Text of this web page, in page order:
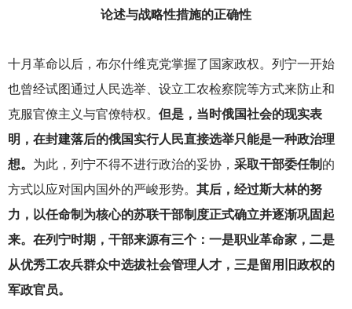
论述与战略性措施的正确性
十月革命以后，布尔什维克党掌握了国家政权。列宁一开始
也曾经试图通过人民选举、设立工农检察院等方式来防止和
克服官僚主义与官僚特权。 但是，当时俄国社会的现实表
明，在封建落后的俄国实行人民直接选举只能是一种政治理
想。 为此，列宁不得不进行政治的妥协， 采取干部委任制 的
方式以应对国内国外的严峻形势。 其后，经过斯大林的努
力，以任命制为核心的苏联干部制度正式确立并逐渐巩固起
来。在列宁时期，干部来源有三个：一是职业革命家，二是
从优秀工农兵群众中选拔社会管理人才，三是留用旧政权的
军政官员。